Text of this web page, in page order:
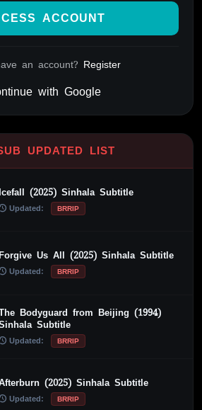
ACCOUNT
an account? Register
with Google
UPDATED LIST
(2025) Sinhala Subtitle
Updated: BRRIP
Us All (2025) Sinhala Subtitle
Updated: BRRIP
Bodyguard from Beijing (1994)
Subtitle
Updated: BRRIP
(2025) Sinhala Subtitle
Updated: BRRIP